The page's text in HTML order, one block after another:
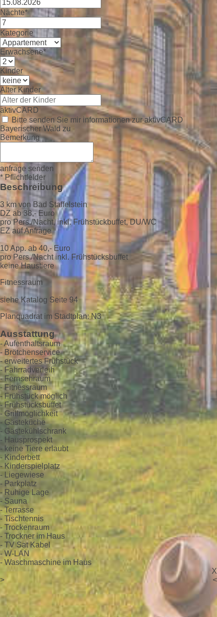
Nächte*
Kategorie
Erwachsene*
Kinder
Alter Kinder
aktivCARD
Bitte senden Sie mir informationen zur aktivCARD
Bayerischer Wald zu
Bemerkung
anfrage senden
* Pflichtfelder
Beschreibung
3 km von Bad Staffelstein
DZ ab 38,- Euro
pro Pers./Nacht, inkl. Frühstückbuffet, DU/WC
EZ auf Anfrage
10 App. ab 40,- Euro
pro Pers./Nacht inkl. Frühstücksbuffet
keine Haustiere
Fitnessraum
siehe Katalog Seite 94
Planquadrat im Stadtplan: N3
Ausstattung
- Aufenthaltsraum
- Brötchenservice
- erweitertes Frühstück
- Fahrradverleih
- Fernsehraum
- Fitnessraum
- Frühstück möglich
- Frühstücksbuffet
- Grillmöglichkeit
- Gästeküche
- Gästekühlschrank
- Hausprospekt
- keine Tiere erlaubt
- Kinderbett
- Kinderspielplatz
- Liegewiese
- Parkplatz
- Ruhige Lage
- Sauna
- Terrasse
- Tischtennis
- Trockenraum
- Trockner im Haus
- TV Sat Kabel
- W-LAN
- Waschmaschine im Haus
X
<
>